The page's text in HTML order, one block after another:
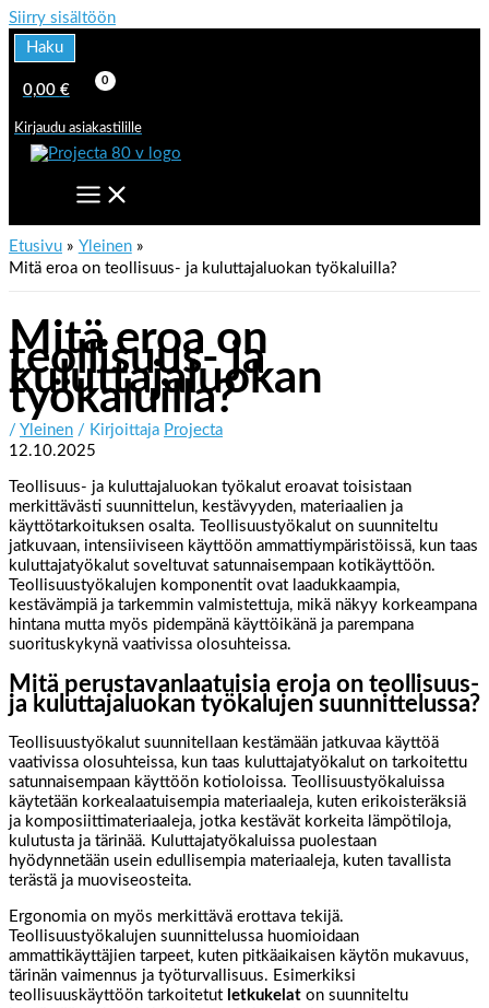
Siirry sisältöön
Haku
0,00 €
Kirjaudu asiakastilille
Etusivu
Yleinen
Mitä eroa on teollisuus- ja kuluttajaluokan työkaluilla?
Mitä eroa on
teollisuus- ja
kuluttajaluokan
työkaluilla?
/ Yleinen / Kirjoittaja Projecta
12.10.2025
Teollisuus- ja kuluttajaluokan työkalut eroavat toisistaan
merkittävästi suunnittelun, kestävyyden, materiaalien ja
käyttötarkoituksen osalta. Teollisuustyökalut on suunniteltu
jatkuvaan, intensiiviseen käyttöön ammattiympäristöissä, kun taas
kuluttajatyökalut soveltuvat satunnaisempaan kotikäyttöön.
Teollisuustyökalujen komponentit ovat laadukkaampia,
kestävämpiä ja tarkemmin valmistettuja, mikä näkyy korkeampana
hintana mutta myös pidempänä käyttöikänä ja parempana
suorituskykynä vaativissa olosuhteissa.
Mitä perustavanlaatuisia eroja on teollisuus-
ja kuluttajaluokan työkalujen suunnittelussa?
Teollisuustyökalut suunnitellaan kestämään jatkuvaa käyttöä
vaativissa olosuhteissa, kun taas kuluttajatyökalut on tarkoitettu
satunnaisempaan käyttöön kotioloissa. Teollisuustyökaluissa
käytetään korkealaatuisempia materiaaleja, kuten erikoisteräksiä
ja komposiittimateriaaleja, jotka kestävät korkeita lämpötiloja,
kulutusta ja tärinää. Kuluttajatyökaluissa puolestaan
hyödynnetään usein edullisempia materiaaleja, kuten tavallista
terästä ja muoviseosteita.
Ergonomia on myös merkittävä erottava tekijä.
Teollisuustyökalujen suunnittelussa huomioidaan
ammattikäyttäjien tarpeet, kuten pitkäaikaisen käytön mukavuus,
tärinän vaimennus ja työturvallisuus. Esimerkiksi
teollisuuskäyttöön tarkoitetut letkukelat on suunniteltu